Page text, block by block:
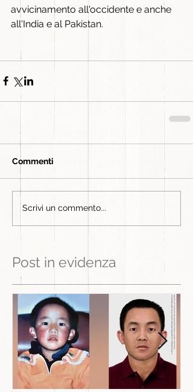
avvicinamento all'occidente e anche
all'India e al Pakistan.
Commenti
Scrivi un commento...
Post in evidenza